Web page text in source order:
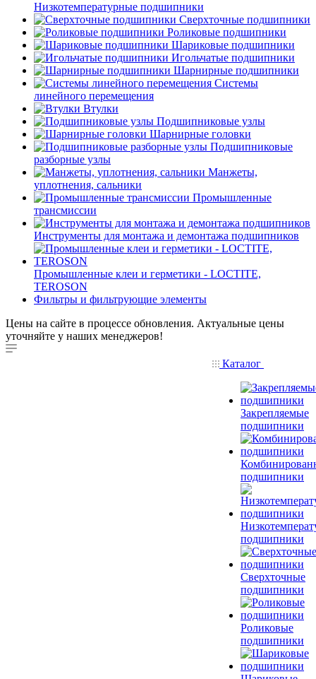
Низкотемпературные подшипники
Сверхточные подшипники
Роликовые подшипники
Шариковые подшипники
Игольчатые подшипники
Шарнирные подшипники
Системы
линейного перемещения
Втулки
Подшипниковые узлы
Шарнирные головки
Подшипниковые
разборные узлы
Манжеты,
уплотнения, сальники
Промышленные
трансмиссии
Инструменты для монтажа и демонтажа подшипников
Промышленные клеи и герметики - LOCTITE,
TEROSON
Фильтры и фильтрующие элементы
Цены на сайте в процессе обновления. Актуальные цены
уточняйте у наших менеджеров!
Каталог
Закрепляемые
подшипники
подшипники
подшипники
Сверхточные
подшипники
Роликовые
подшипники